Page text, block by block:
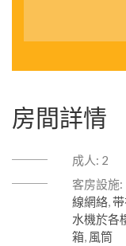
房間詳情
成人: 2
客房設施:
線網絡,
水機於各
箱, 風筒